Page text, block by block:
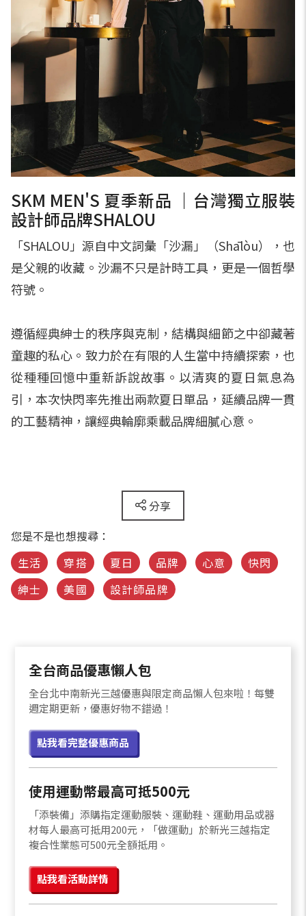
SKM MEN'S 夏季新品 ｜台灣獨立服裝
設計師品牌SHALOU
「SHALOU」源自中文詞彙「沙漏」（Shālòu），也
是父親的收藏。沙漏不只是計時工具，更是一個哲學
符號。
遵循經典紳士的秩序與克制，結構與細節之中卻藏著
童趣的私心。致力於在有限的人生當中持續探索，也
從種種回憶中重新訴說故事。以清爽的夏日氣息為
引，本次快閃率先推出兩款夏日單品，延續品牌一貫
的工藝精神，讓經典輪廓乘載品牌細膩心意。
分享
您是不是也想搜尋：
生活
穿搭 夏日 品牌 心意
快閃
紳士
美國 設計師品牌
全台商品優惠懶人包
全台北中南新光三越優惠與限定商品懶人包來啦！每雙
週定期更新，優惠好物不錯過！
點我看完整優惠商品
使用運動幣最高可抵500元
「添裝備」添購指定運動服裝、運動鞋、運動用品或器
材每人最高可抵用200元，「做運動」於新光三越指定
複合性業態可500元全額抵用。
點我看活動詳情